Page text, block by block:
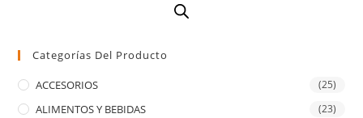
Categorías Del Producto
ACCESORIOS (25)
ALIMENTOS Y BEBIDAS (23)